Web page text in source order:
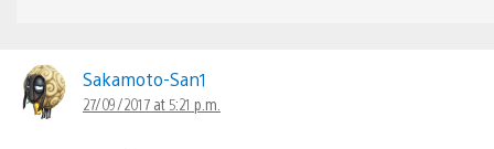
Sakamoto-San1
27/09/2017 at 5:21 p.m.